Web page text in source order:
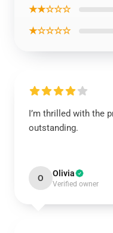
★★☆☆☆
★☆☆☆☆
I’m thrilled with the
outstanding.
O Olivia
Verified owner